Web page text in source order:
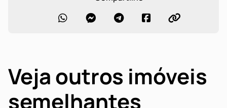
Veja outros imóveis
semelhantes